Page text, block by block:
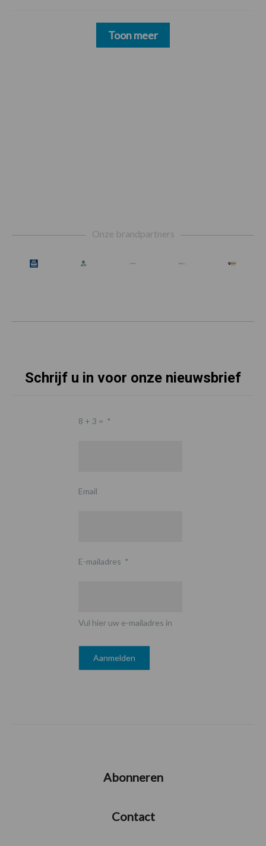
Toon meer
Onze brandpartners
Schrijf u in voor onze nieuwsbrief
8 + 3 = *
Email
E-mailadres *
Vul hier uw e-mailadres in
Abonneren
Contact